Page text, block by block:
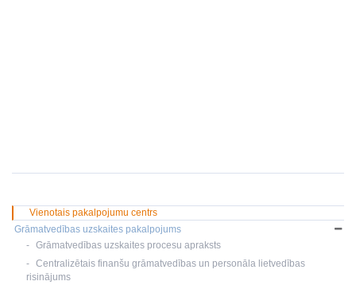
Vienotais pakalpojumu centrs
Grāmatvedības uzskaites pakalpojums
Grāmatvedības uzskaites procesu apraksts
Centralizētais finanšu grāmatvedības un personāla lietvedības
risinājums